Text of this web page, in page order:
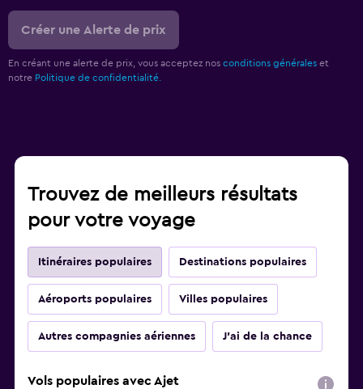
Créer une Alerte de prix
En créant une alerte de prix, vous acceptez nos conditions générales et
notre Politique de confidentialité.
Trouvez de meilleurs résultats
pour votre voyage
Itinéraires populaires Destinations populaires
Aéroports populaires Villes populaires
Autres compagnies aériennes J'ai de la chance
Vols populaires avec Ajet